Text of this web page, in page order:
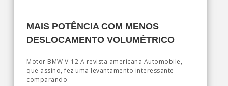
MAIS POTÊNCIA COM MENOS
DESLOCAMENTO VOLUMÉTRICO
Motor BMW V-12 A revista americana Automobile,
que assino, fez uma levantamento interessante
comparando